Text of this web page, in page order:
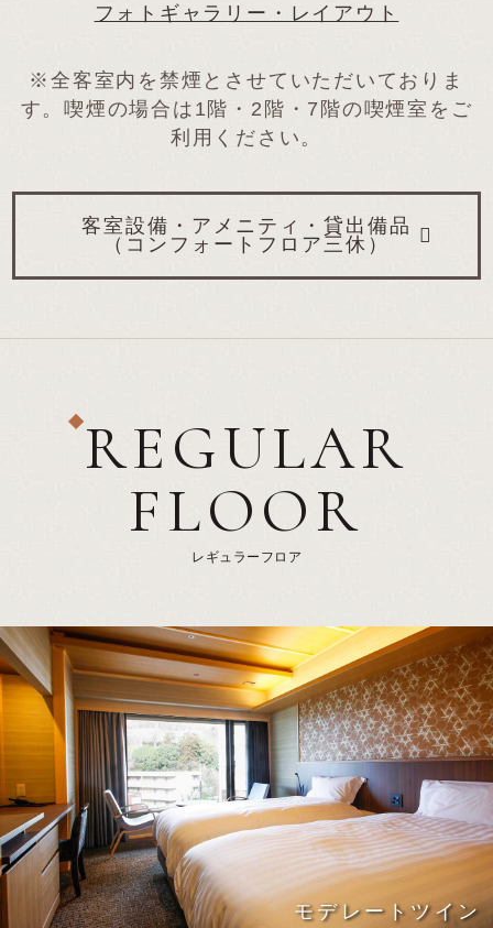
フォトギャラリー・レイアウト
※全客室内を禁煙とさせていただいておりま
す。喫煙の場合は1階・2階・7階の喫煙室をご
利用ください。
客室設備・アメニティ・貸出備品
（コンフォートフロア三休）
REGULAR
FLOOR
レギュラーフロア
モデレートツイン